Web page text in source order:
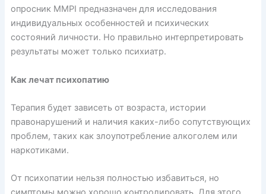
опросник MMPI предназначендля исследования
индивидуальных особенностей и психических
состояний личности. Но правильно интерпретировать
результаты может только психиатр.
Как лечат психопатию
Терапия будет зависеть от возраста, истории
правонарушений и наличия каких-либо сопутствующих
проблем, таких как злоупотребление алкоголем или
наркотиками.
От психопатии нельзя полностью избавиться, но